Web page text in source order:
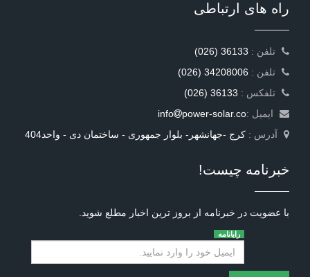
راه های ارتباطی
(026) 36133
(026) 34208006
(026) 36133
ایمیل :
info
power-solar.co
آدرس : کرج -جهانشهر- بلوار جمهوری - ساختمان دی - واحد404
خبرنامه چیست!
با عضویت در خبرنامه از بروز ترین اخبار مطلع شوید.
رایانامه